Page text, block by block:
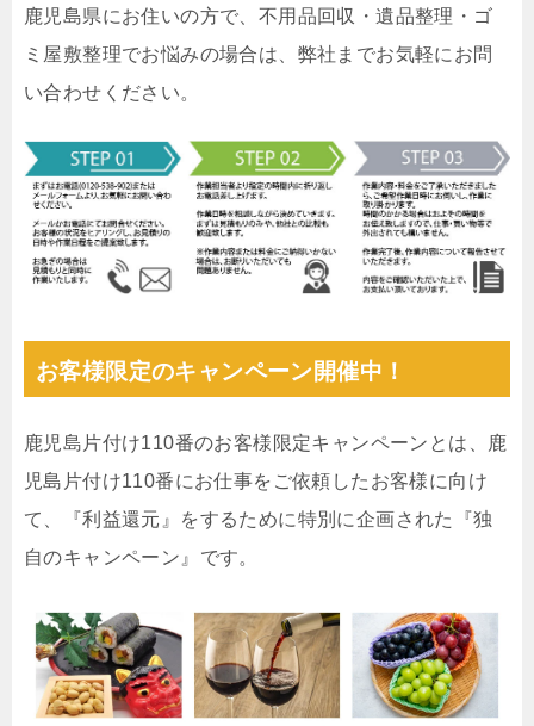
鹿児島県にお住いの方で、不用品回収・遺品整理・ゴ
ミ屋敷整理でお悩みの場合は、弊社までお気軽にお問
い合わせください。
お客様限定のキャンペーン開催中！
鹿児島片付け110番のお客様限定キャンペーンとは、鹿
児島片付け110番にお仕事をご依頼したお客様に向け
て、『利益還元』をするために特別に企画された『独
自のキャンペーン』です。